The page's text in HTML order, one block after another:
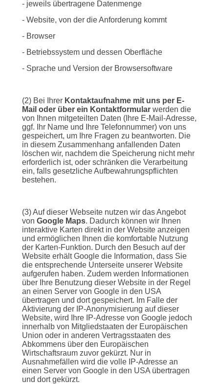
- jeweils übertragene Datenmenge
- Website, von der die Anforderung kommt
- Browser
- Betriebssystem und dessen Oberfläche
- Sprache und Version der Browsersoftware
(2) Bei Ihrer Kontaktaufnahme mit uns per E-
Mail oder über ein Kontaktformular werden die
von Ihnen mitgeteilten Daten (Ihre E-Mail-Adresse,
ggf. Ihr Name und Ihre Telefonnummer) von uns
gespeichert, um Ihre Fragen zu beantworten. Die
in diesem Zusammenhang anfallenden Daten
löschen wir, nachdem die Speicherung nicht mehr
erforderlich ist, oder schränken die Verarbeitung
ein, falls gesetzliche Aufbewahrungspflichten
bestehen.
(3) Auf dieser Webseite nutzen wir das Angebot
von Google Maps. Dadurch können wir Ihnen
interaktive Karten direkt in der Website anzeigen
und ermöglichen Ihnen die komfortable Nutzung
der Karten-Funktion. Durch den Besuch auf der
Website erhält Google die Information, dass Sie
die entsprechende Unterseite unserer Website
aufgerufen haben. Zudem werden Informationen
über Ihre Benutzung dieser Website in der Regel
an einen Server von Google in den USA
übertragen und dort gespeichert. Im Falle der
Aktivierung der IP-Anonymisierung auf dieser
Website, wird Ihre IP-Adresse von Google jedoch
innerhalb von Mitgliedstaaten der Europäischen
Union oder in anderen Vertragsstaaten des
Abkommens über den Europäischen
Wirtschaftsraum zuvor gekürzt. Nur in
Ausnahmefällen wird die volle IP-Adresse an
einen Server von Google in den USA übertragen
und dort gekürzt.